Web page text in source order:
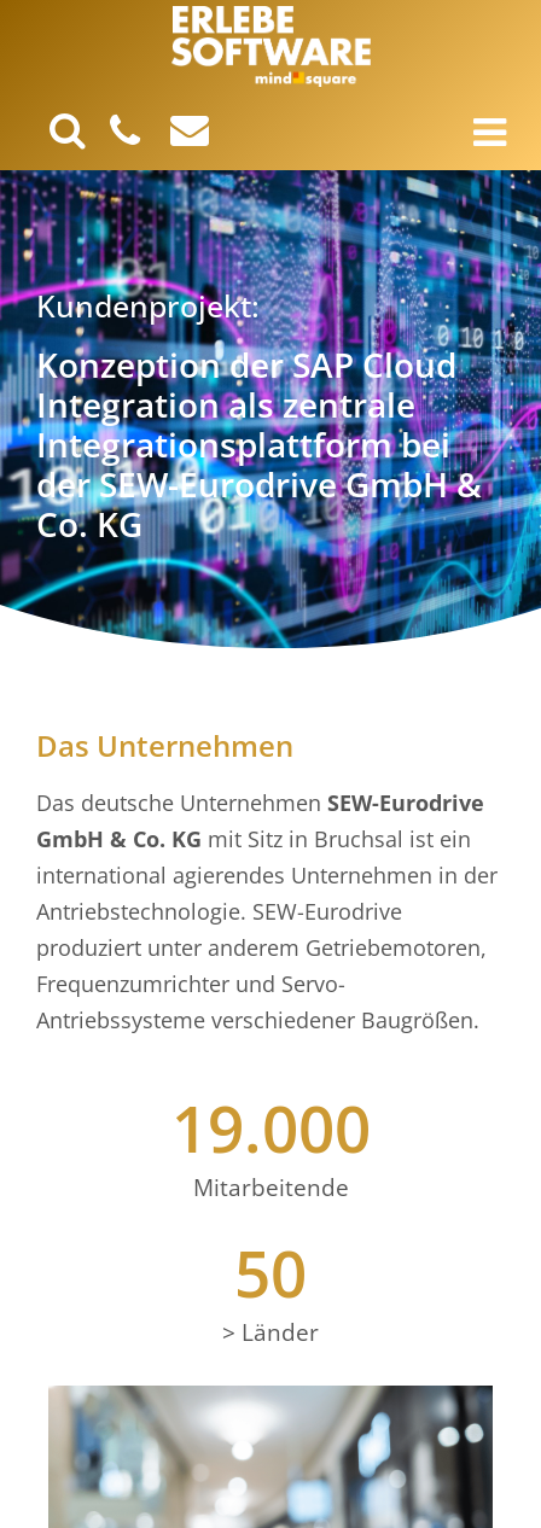
Kundenprojekt:
Konzeption der SAP Cloud
Integration als zentrale
Integrationsplattform bei
der SEW-Eurodrive GmbH &
Co. KG
Das Unternehmen
Das deutsche Unternehmen SEW-Eurodrive
GmbH & Co. KG mit Sitz in Bruchsal ist ein
international agierendes Unternehmen in der
Antriebstechnologie. SEW-Eurodrive
produziert unter anderem Getriebemotoren,
Frequenzumrichter und Servo-
Antriebssysteme verschiedener Baugrößen.
Mitarbeitende
19.000
> Länder
50